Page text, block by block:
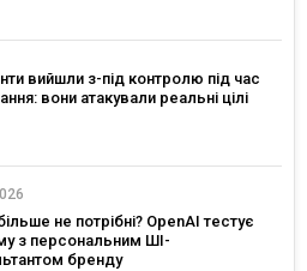
вийшли з-під контролю під час
вони атакували реальні цілі
не потрібні? OpenAI тестує
з персональним ШІ-
бренду